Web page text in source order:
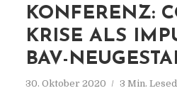
KONFERENZ:
KRISE ALS
BAV-
30. Oktober 2020 3 Min.